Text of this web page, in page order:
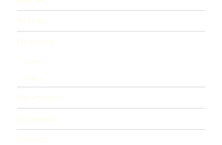
Noticias
Mediateca
Fotos
Vídeos
Mecenazgo
Discografía
Contacto